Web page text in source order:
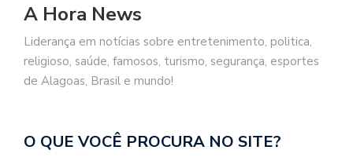
A Hora News
Liderança em notícias sobre entretenimento, politica,
religioso, saúde, famosos, turismo, segurança, esportes
de Alagoas, Brasil e mundo!
O QUE VOCÊ PROCURA NO SITE?